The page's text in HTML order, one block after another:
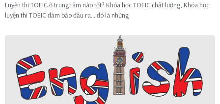
Luyện thi TOEIC ở trung tâm nào tốt? Khóa học TOEIC chất lượng, Khóa học
luyện thi TOEIC đảm bảo đầu ra… đó là những